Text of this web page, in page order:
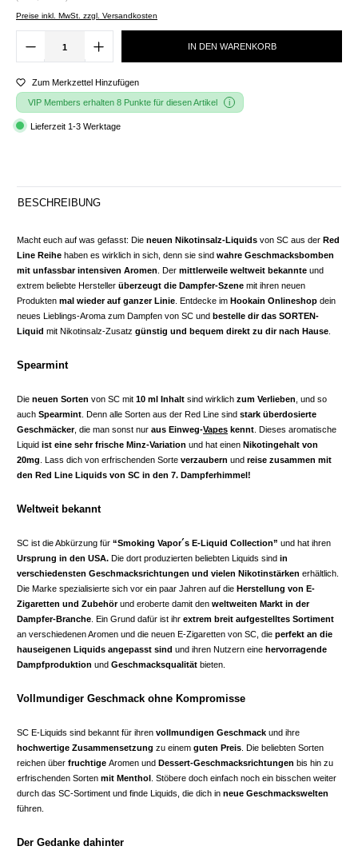
Preise inkl. MwSt. zzgl. Versandkosten
IN DEN WARENKORB
Zum Merkzettel Hinzufügen
VIP Members erhalten 8 Punkte für diesen Artikel
Lieferzeit 1-3 Werktage
BESCHREIBUNG
Macht euch auf was gefasst: Die neuen Nikotinsalz-Liquids von SC aus der Red
Line Reihe haben es wirklich in sich, denn sie sind wahre Geschmacksbomben
mit unfassbar intensiven Aromen . Der mittlerweile weltweit bekannte und
extrem beliebte Hersteller überzeugt die Dampfer-Szene mit ihren neuen
Produkten mal wieder auf ganzer Linie . Entdecke im Hookain Onlineshop dein
neues Lieblings-Aroma zum Dampfen von SC und bestelle dir das SORTEN-
Liquid mit Nikotinsalz-Zusatz günstig und bequem direkt zu dir nach Hause
Spearmint
Die neuen Sorten von SC mit 10 ml Inhalt sind wirklich zum Verlieben , und so
auch Spearmint . Denn alle Sorten aus der Red Line sind stark überdosierte
Geschmäcker, die man sonst nur aus Einweg-Vapes kennt . Dieses aromatische
Liquid ist eine sehr frische Minz-Variation und hat einen Nikotingehalt von
20mg . Lass dich von erfrischenden Sorte verzaubern und reise zusammen mit
den Red Line Liquids von SC in den 7. Dampferhimmel!
Weltweit bekannt
SC ist die Abkürzung für “Smoking Vapor´s E-Liquid Collection” und hat ihren
Ursprung in den USA. Die dort produzierten beliebten Liquids sind in
verschiedensten Geschmacksrichtungen und vielen Nikotinstärken erhältlich.
Die Marke spezialisierte sich vor ein paar Jahren auf die Herstellung von E-
Zigaretten und Zubehörund eroberte damit den weltweiten Markt in der
Dampfer-Branche . Ein Grund dafür ist ihr extrem breit aufgestelltes Sortiment
an verschiedenen Aromen und die neuen E-Zigaretten von SC, die perfekt an die
hauseigenen Liquids angepasst sind und ihren Nutzern eine hervorragende
Dampfproduktion und Geschmacksqualität bieten.
Vollmundiger Geschmack ohne Kompromisse
SC E-Liquids sind bekannt für ihren vollmundigen Geschmack und ihre
hochwertige Zusammensetzung zu einem guten Preis . Die beliebten Sorten
reichen über fruchtige Aromen und Dessert-Geschmacksrichtungen bis hin zu
erfrischenden Sorten mit Menthol
. Stöbere doch einfach noch ein bisschen weiter
durch das SC-Sortiment und finde Liquids, die dich in neue Geschmackswelten
führen.
Der Gedanke dahinter